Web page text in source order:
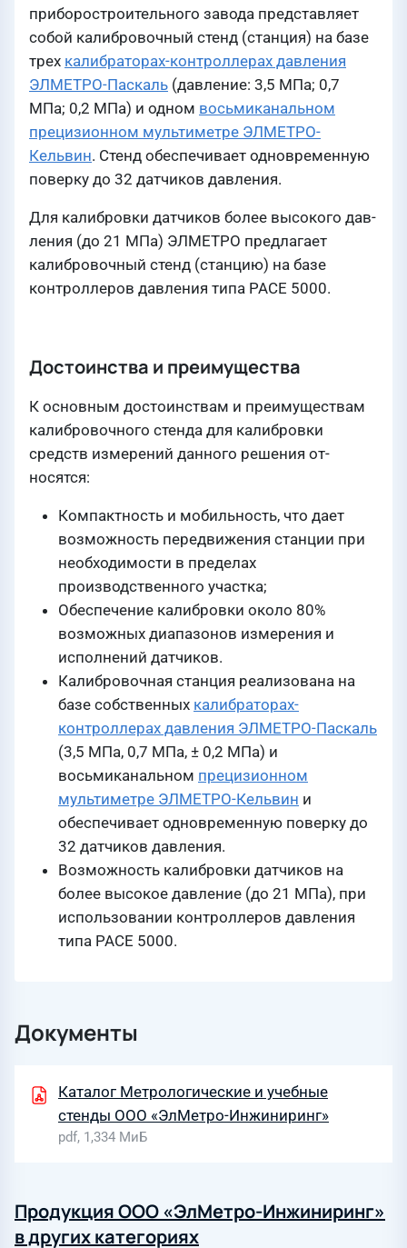
приборострои­тельного завода представляет
собой калибровочный стенд (станция) на базе
трех калибраторах-контроллерах давления
ЭЛМЕТРО-Паскаль (давление: 3,5 МПа; 0,7
МПа; 0,2 МПа) и одном восьмиканальном
прецизионном мультиметре ЭЛМЕТРО-
Кельвин. Стенд обеспечивает одновременную
поверку до 32 датчиков давления.
Для калибровки датчиков более высокого дав­
ления (до 21 МПа) ЭЛМЕТРО предлагает
калибровоч­ный стенд (станцию) на базе
контроллеров давления типа PACE 5000.
Достоинства и преимущества
К основным достоинствам и преимуществам
калибровочного стенда для калибровки
средств измерений данного решения от­
носятся:
Компактность и мобильность, что дает
возмож­ность передвижения станции при
необходимости в пределах
производственного участка;
Обеспечение калибровки около 80%
возмож­ных диапазонов измерения и
исполнений датчи­ков.
Калибровочная станция реализована на
базе собственных калибраторах-
контроллерах давления ЭЛМЕТРО-Паскаль
(3,5 МПа, 0,7 МПа, ± 0,2 МПа) и
восьмиканальном прецизионном
мультиметре ЭЛМЕТРО-Кельвин и
обеспечивает одновременную поверку до
32 датчиков давления.
Возможность калибровки датчиков на
более высокое дав­ление (до 21 МПа), при
использовании контроллеров давления
типа PACE 5000.
Документы
Каталог Метрологические и учебные
стенды ООО «ЭлМетро-Инжиниринг»
pdf, 1,334 МиБ
Продукция ООО «ЭлМетро-Инжиниринг»
в других категориях